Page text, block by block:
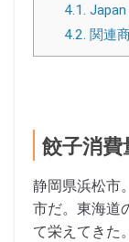
4.1. Japan
4.2. 関連
餃子消費
静岡県浜松市
市だ。東海道
て栄えてきた